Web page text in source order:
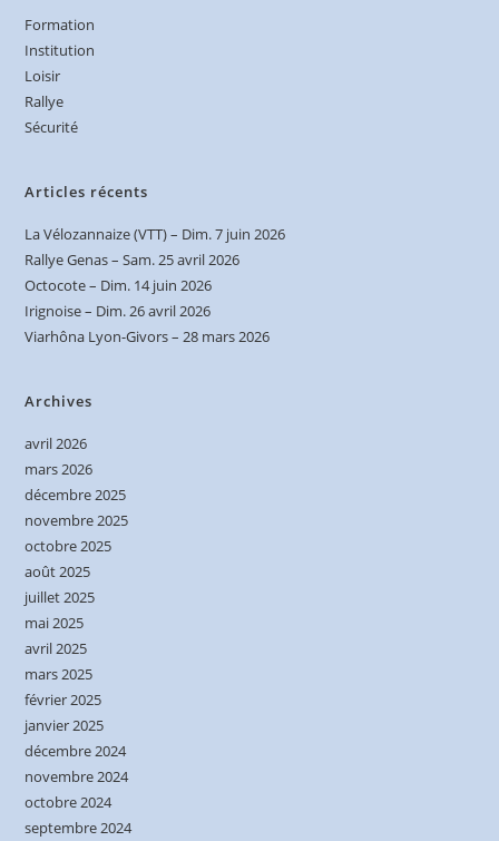
Formation
Institution
Loisir
Rallye
Sécurité
Articles récents
La Vélozannaize (VTT) – Dim. 7 juin 2026
Rallye Genas – Sam. 25 avril 2026
Octocote – Dim. 14 juin 2026
Irignoise – Dim. 26 avril 2026
Viarhôna Lyon-Givors – 28 mars 2026
Archives
avril 2026
mars 2026
décembre 2025
novembre 2025
octobre 2025
août 2025
juillet 2025
mai 2025
avril 2025
mars 2025
février 2025
janvier 2025
décembre 2024
novembre 2024
octobre 2024
septembre 2024